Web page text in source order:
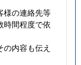
様の連絡先等
時間程度で依
内容も伝え